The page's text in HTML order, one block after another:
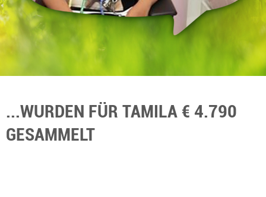
...WURDEN FÜR TAMILA € 4.790
GESAMMELT